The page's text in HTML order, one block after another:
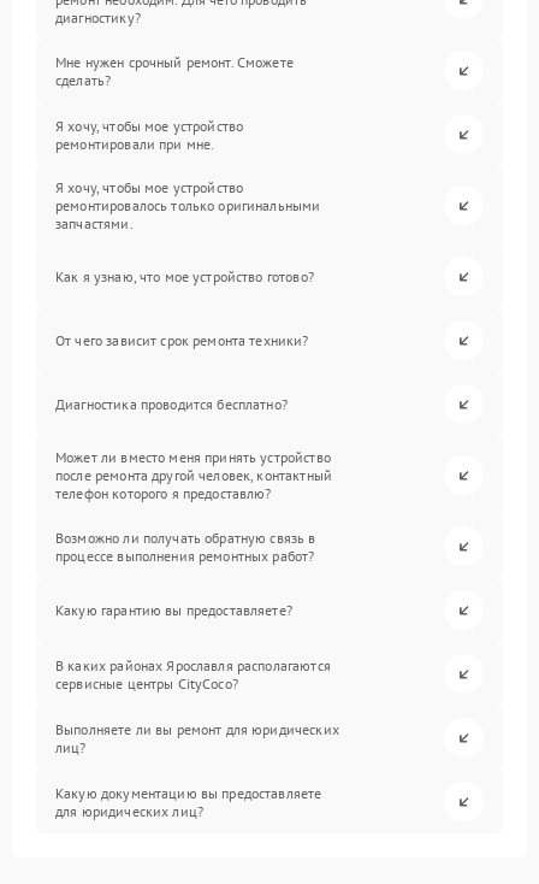
диагностику?
Мне нужен срочный ремонт. Сможете
сделать?
Я хочу, чтобы мое устройство
ремонтировали при мне.
Я хочу, чтобы мое устройство
ремонтировалось только оригинальными
запчастями.
Как я узнаю, что мое устройство готово?
От чего зависит срок ремонта техники?
Диагностика проводится бесплатно?
Может ли вместо меня принять устройство
после ремонта другой человек, контактный
телефон которого я предоставлю?
Возможно ли получать обратную связь в
процессе выполнения ремонтных работ?
Какую гарантию вы предоставляете?
В каких районах Ярославля располагаются
сервисные центры CityCoco?
Выполняете ли вы ремонт для юридических
лиц?
Какую документацию вы предоставляете
для юридических лиц?